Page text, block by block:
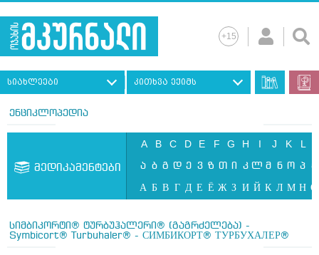
სიახლეები კითხვა ექიმს
ენციკლოპედია
მედიკამენტები
A B C D E F G H I J K L
ა ბ გ დ ე ვ ზ თ ი კ ლ მ ნ ო პ ჟ
А Б В Г Д Е Ё Ж З И Й К Л М Н О
სიმბიკორტი® ტურბუჰალერი® (გაგრძელება) -
Symbicort® Turbuhaler® - СИМБИКОРТ® ТУРБУХАЛЕР®